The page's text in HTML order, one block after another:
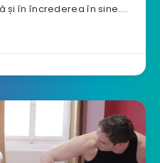
și în încrederea în sine….